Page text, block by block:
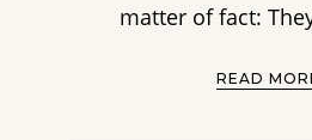
matter of fact:
READ